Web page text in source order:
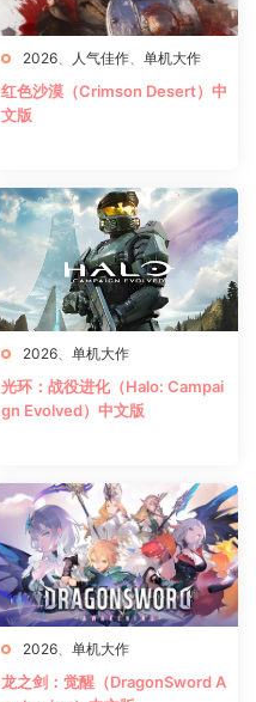
2026 人气佳作 单机大作
红色沙漠（Crimson Desert）中
文版
2026 单机大作
光环：战役进化（Halo: Campai
gn Evolved）中文版
2026 单机大作
龙之剑：觉醒（DragonSword A